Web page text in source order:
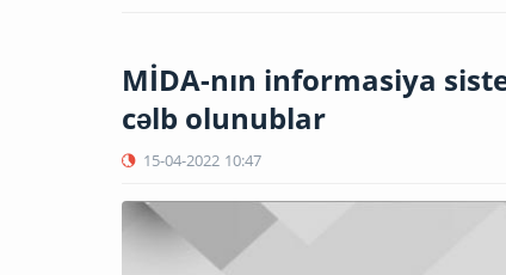
MİDA-nın informasiya
cəlb olunublar
15-04-2022 10:47